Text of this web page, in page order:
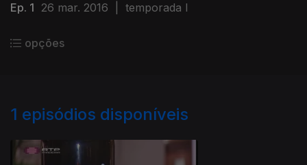
Ep. 1 26 mar. 2016 temporada I
opções
1 episódios disponíveis
229499